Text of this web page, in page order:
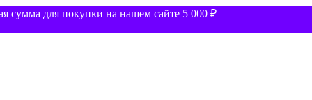
сумма для покупки на нашем сайте 5 000 ₽